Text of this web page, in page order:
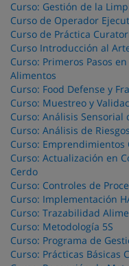
Curso: Gestión de la
Curso de Operador
Curso de Práctica
Curso Introducción al
Curso: Primeros Pasos
Alimentos
Curso: Food Defense y
Curso: Muestreo y
Curso: Análisis Sensorial
Curso: Análisis de
Curso: Emprendimientos
Curso: Actualización en
Cerdo
Curso: Controles de
Curso: Implementación
Curso: Trazabilidad
Curso: Metodología 5S
Curso: Programa de
Curso: Prácticas Básicas